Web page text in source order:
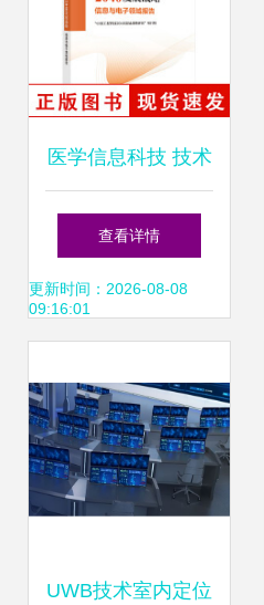
医学信息科技 技术
驱动的智慧医疗新
纪元
查看详情
更新时间：2026-08-08
09:16:01
UWB技术室内定位